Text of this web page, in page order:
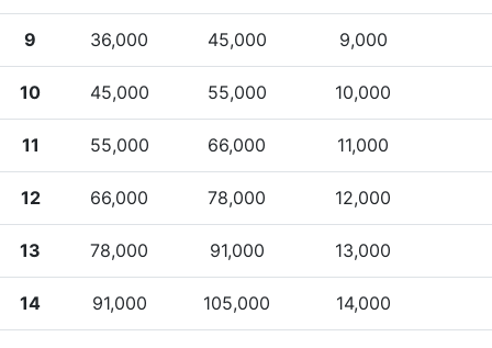
9 36,000 45,000 9,000
10 45,000 55,000 10,000
11 55,000 66,000 11,000
12 66,000 78,000 12,000
13 78,000 91,000 13,000
14 91,000 105,000 14,000